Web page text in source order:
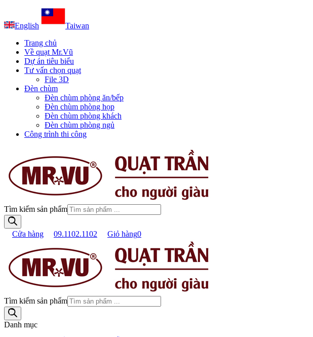
English
Taiwan
Trang chủ
Về quạt Mr.Vũ
Dự án tiêu biểu
Tư vấn chọn quạt
File 3D
Đèn chùm
Đèn chùm phòng ăn/bếp
Đèn chùm phòng họp
Đèn chùm phòng khách
Đèn chùm phòng ngủ
Công trình thi công
Tìm kiếm sản phẩm
Cửa hàng 09.1102.1102 Giỏ hàng0
Tìm kiếm sản phẩm
Danh mục